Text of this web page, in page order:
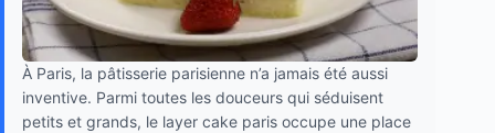
À Paris, la pâtisserie parisienne n’a jamais été aussi
inventive. Parmi toutes les douceurs qui séduisent
petits et grands, le layer cake paris occupe une place